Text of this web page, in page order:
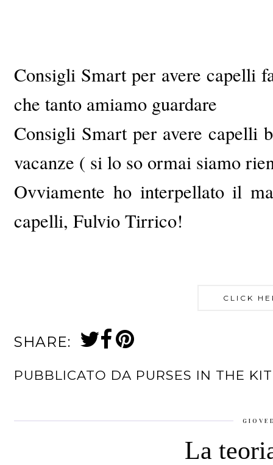
Consigli Smart per avere capelli
che tanto amiamo guardare
Consigli Smart per avere capelli
vacanze ( si lo so ormai siamo
Ovviamente ho interpellato il
capelli, Fulvio Tirrico!
CLICK
SHARE:
PUBBLICATO DA PURSES IN THE
La